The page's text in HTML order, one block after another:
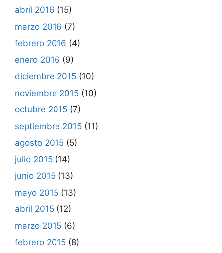
abril 2016 (15)
marzo 2016 (7)
febrero 2016 (4)
enero 2016 (9)
diciembre 2015 (10)
noviembre 2015 (10)
octubre 2015 (7)
septiembre 2015 (11)
agosto 2015 (5)
julio 2015 (14)
junio 2015 (13)
mayo 2015 (13)
abril 2015 (12)
marzo 2015 (6)
febrero 2015 (8)